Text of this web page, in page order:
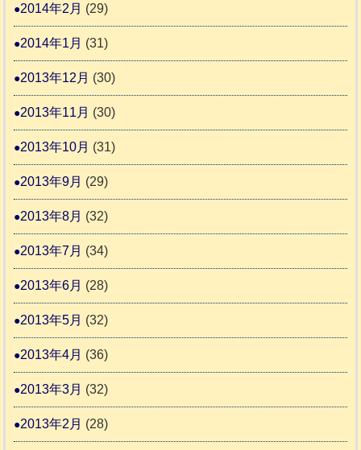
2014年2月 (29)
2014年1月 (31)
2013年12月 (30)
2013年11月 (30)
2013年10月 (31)
2013年9月 (29)
2013年8月 (32)
2013年7月 (34)
2013年6月 (28)
2013年5月 (32)
2013年4月 (36)
2013年3月 (32)
2013年2月 (28)